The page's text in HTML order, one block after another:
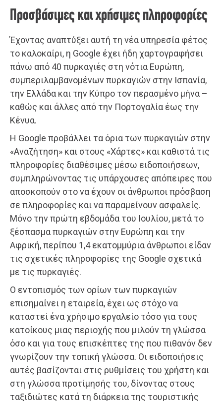
Προσβάσιμες και χρήσιμες πληροφορίες
Έχοντας αναπτύξει αυτή τη νέα υπηρεσία φέτος
το καλοκαίρι, η Google έχει ήδη χαρτογραφήσει
πάνω από 40 πυρκαγιές στη νότια Ευρώπη,
συμπεριλαμβανομένων πυρκαγιών στην Ισπανία,
την Ελλάδα και την Κύπρο τον περασμένο μήνα –
καθώς και άλλες από την Πορτογαλία έως την
Κένυα.
H Google προβάλλει τα όρια των πυρκαγιών στην
«Αναζήτηση» και στους «Χάρτες» και καθιστά τις
πληροφορίες διαθέσιμες μέσω ειδοποιήσεων,
συμπληρώνοντας τις υπάρχουσες απόπειρες που
αποσκοπούν στο να έχουν οι άνθρωποι πρόσβαση
σε πληροφορίες και να παραμείνουν ασφαλείς.
Μόνο την πρώτη εβδομάδα του Ιουλίου, μετά το
ξέσπασμα πυρκαγιών στην Ευρώπη και την
Αφρική, περίπου 1,4 εκατομμύρια άνθρωποι είδαν
τις σχετικές πληροφορίες της Google σχετικά
με τις πυρκαγιές.
Ο εντοπισμός των ορίων των πυρκαγιών
επισημαίνει η εταιρεία, έχει ως στόχο να
καταστεί ένα χρήσιμο εργαλείο τόσο για τους
κατοίκους μιας περιοχής που μιλούν τη γλώσσα
όσο και για τους επισκέπτες της που πιθανόν δεν
γνωρίζουν την τοπική γλώσσα. Οι ειδοποιήσεις
αυτές βασίζονται στις ρυθμίσεις του χρήστη και
στη γλώσσα προτίμησής του, δίνοντας στους
ταξιδιώτες κατά τη διάρκεια της τουριστικής